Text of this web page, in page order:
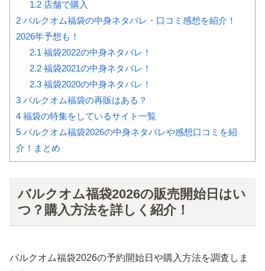
1.2店舗で購入
2 バルクオム福袋の中身ネタバレ・口コミ感想を紹介！
2026年予想も！
2.1 福袋2022の中身ネタバレ！
2.2福袋2021の中身ネタバレ！
2.3福袋2020の中身ネタバレ！
3 バルクオム福袋の再販はある？
4 福袋の特集をしているサイト一覧
5 バルクオム福袋2026の中身ネタバレや感想口コミを紹
介！まとめ
バルクオム福袋2026の販売開始日はい
つ？購入方法を詳しく紹介！
バルクオム福袋2026の予約開始日や購入方法を調査しま